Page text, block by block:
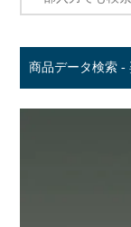
商品データ検索 -